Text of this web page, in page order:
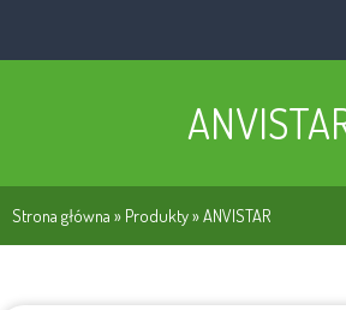
Strona główna » Produkty»ANVISTAR